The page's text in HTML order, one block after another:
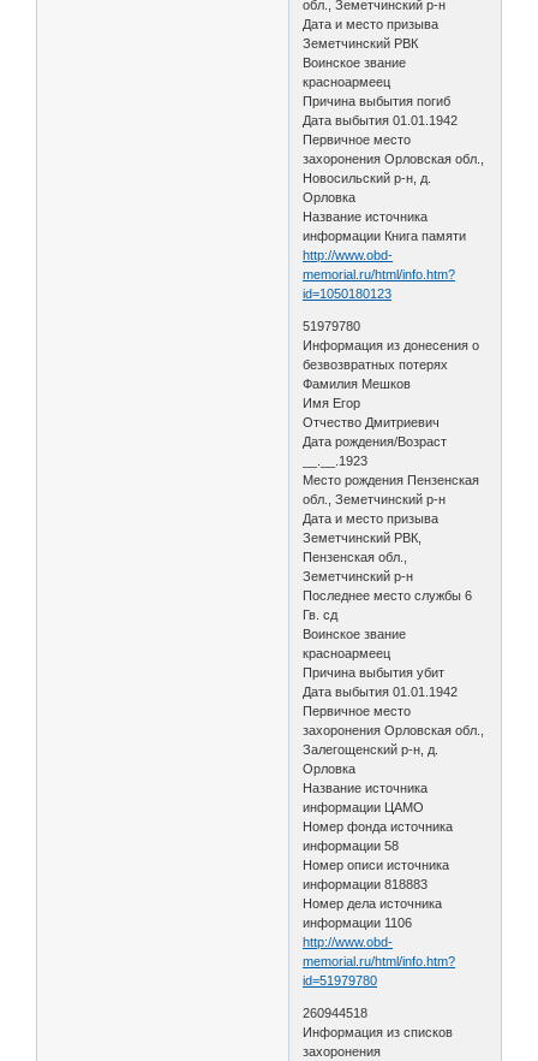
обл., Земетчинский р-н
Дата и место призыва
Земетчинский РВК
Воинское звание
красноармеец
Причина выбытия погиб
Дата выбытия 01.01.1942
Первичное место
захоронения Орловская обл.,
Новосильский р-н, д.
Орловка
Название источника
информации Книга памяти
http://www.obd-
memorial.ru/html/info.htm?
id=1050180123
51979780
Информация из донесения о
безвозвратных потерях
Фамилия Мешков
Имя Егор
Отчество Дмитриевич
Дата рождения/Возраст
__.__.1923
Место рождения Пензенская
обл., Земетчинский р-н
Дата и место призыва
Земетчинский РВК,
Пензенская обл.,
Земетчинский р-н
Последнее место службы 6
Гв. сд
Воинское звание
красноармеец
Причина выбытия убит
Дата выбытия 01.01.1942
Первичное место
захоронения Орловская обл.,
Залегощенский р-н, д.
Орловка
Название источника
информации ЦАМО
Номер фонда источника
информации 58
Номер описи источника
информации 818883
Номер дела источника
информации 1106
http://www.obd-
memorial.ru/html/info.htm?
id=51979780
260944518
Информация из списков
захоронения